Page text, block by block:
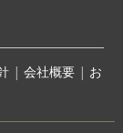
| 会社概要| お